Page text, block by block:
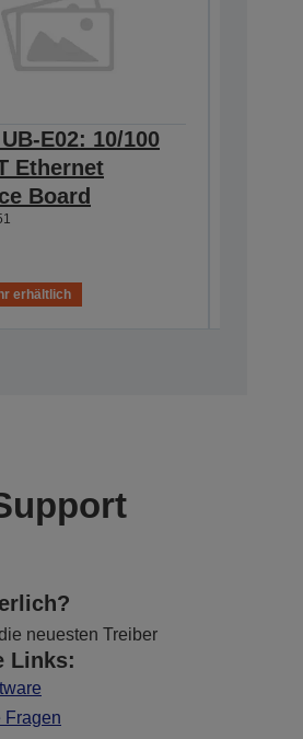
E02: 10/100
Ethernet
Board
erhältlich
neuesten Treiber
Links:
Fragen